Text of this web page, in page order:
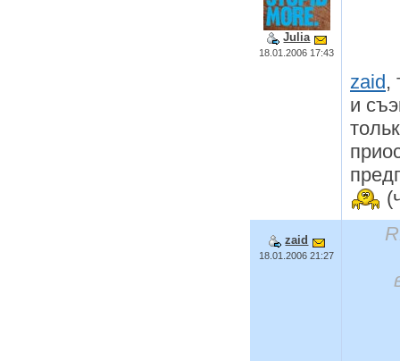
Julia
18.01.2006 17:43
zaid,
и
zaid
18.01.2006 21:27